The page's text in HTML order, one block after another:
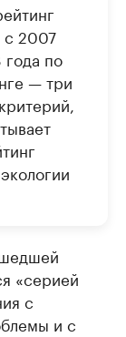
с 2007
по
— три
«серией
с
и с